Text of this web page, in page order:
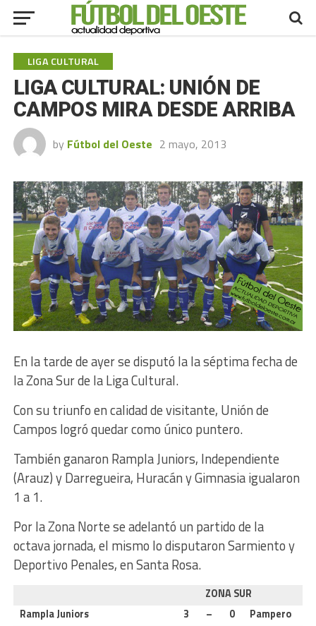
LIGA CULTURAL
LIGA CULTURAL: UNIÓN DE
CAMPOS MIRA DESDE ARRIBA
by Fútbol del Oeste 2 mayo, 2013
En la tarde de ayer se disputó la la séptima fecha de
la Zona Sur de la Liga Cultural.
Con su triunfo en calidad de visitante, Unión de
Campos logró quedar como único puntero.
También ganaron Rampla Juniors, Independiente
(Arauz) y Darregueira, Huracán y Gimnasia igualaron
1 a 1.
Por la Zona Norte se adelantó un partido de la
octava jornada, el mismo lo disputaron Sarmiento y
Deportivo Penales, en Santa Rosa.
ZONA SUR
Rampla Juniors
3 – 0
Pampero